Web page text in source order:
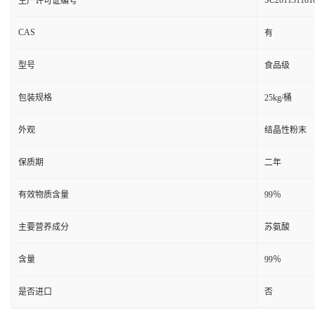
CAS 有
型号 食品级
包装规格 25kg/桶
外观 结晶性粉末
保质期 二年
有效物质含量 99％
主要营养成分 苏氨酸
含量 99％
是否进口 否